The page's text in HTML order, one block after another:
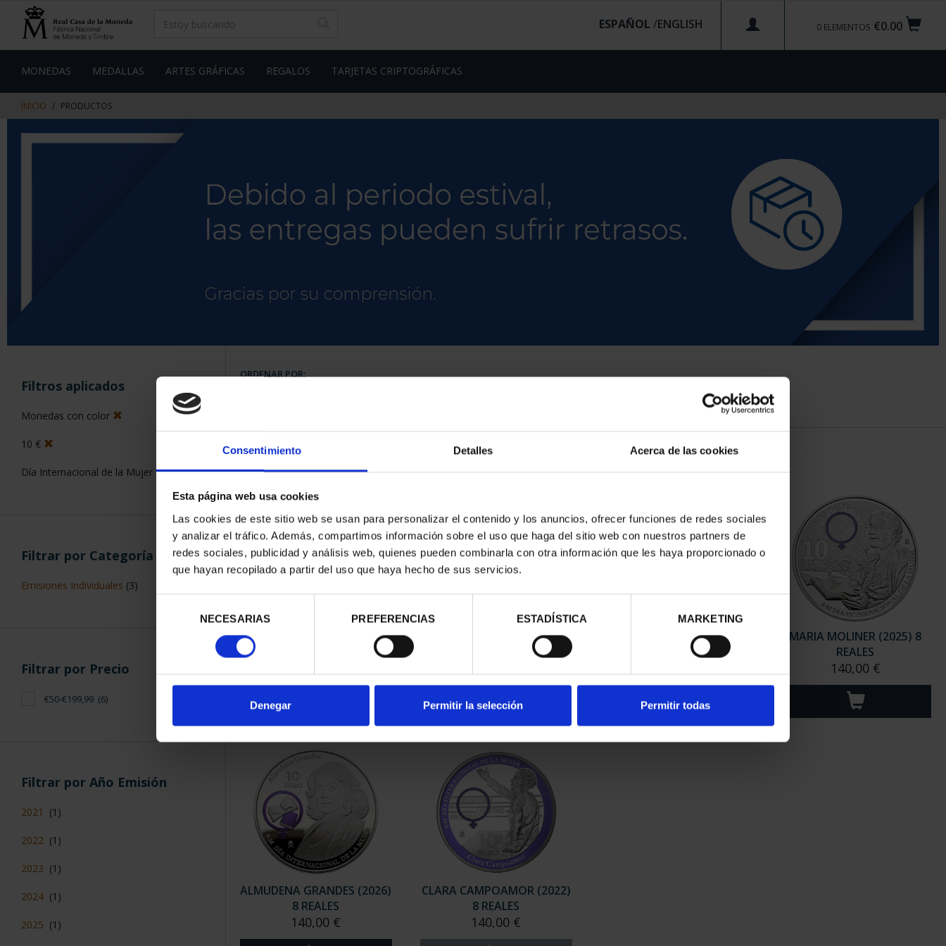
Consentimiento Detalles Acerca de las cookies
Esta página web usa cookies
Las cookies de este sitio web se usan para personalizar el contenido y los anuncios, ofrecer funciones de redes sociales
y analizar el tráfico. Además, compartimos información sobre el uso que haga del sitio web con nuestros partners de
redes sociales, publicidad y análisis web, quienes pueden combinarla con otra información que les haya proporcionado o
que hayan recopilado a partir del uso que haya hecho de sus servicios.
consentimiento
NECESARIAS PREFERENCIAS ESTADÍSTICA MARKETING
Denegar Permitir la selección Permitir todas
contenido
de
€0.00
0 ELEMENTOS
ESPAÑOL /
MONEDAS MEDALLAS ARTES GRÁFICAS REGALOS TARJETAS CRIPTOGRÁFICAS
INICIO PRODUCTOS
Filtros aplicados
Monedas con color
10 €
Día Internacional de la Mujer
Filtrar por Categoría
Emisiones Individuales (3)
Filtrar por Precio
€50-€199,99 (6)
Filtrar por Año Emisión
2021 (1)
2022 (1)
2023 (1)
2024 (1)
2025 (1)
ORDENAR POR:
6 Productos encontrados
MARÍA DE MAEZTU (2023) 8
MARGARITA SALAS (2024) 8
REALES
MARIA MOLINER (2025) 8
REALES
140,00 €
ALMUDENA GRANDES (2026)
8 REALES
140,00 €
CLARA CAMPOAMOR (2022)
8 REALES
140,00 €